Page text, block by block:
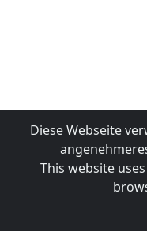
Diese Webseite
This website